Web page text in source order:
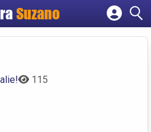
Suzano
Cadastrar empresa
115